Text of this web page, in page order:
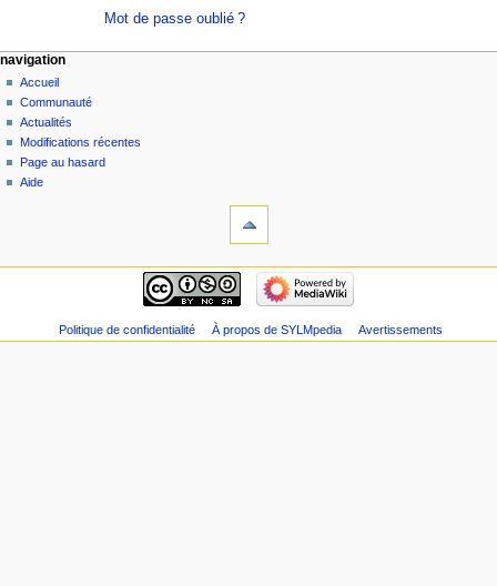
Mot de passe oublié ?
navigation
Accueil
Communauté
Actualités
Modifications récentes
Page au hasard
Aide
Politique de confidentialité À propos de SYLMpedia Avertissements